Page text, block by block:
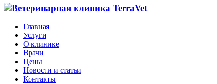
Главная
Услуги
О клинике
Врачи
Цены
Новости и статьи
Контакты